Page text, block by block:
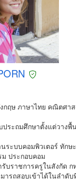
กฤษ ภาษาไทย คณิตศา
ประถมศึกษาตั้งแต่วาง
ระบบคอมพิวเตอร์ ทักษ
ประกอบคอม
รับราชการครูในสังกัด
ารถสอบเข้าได้ในลำดั